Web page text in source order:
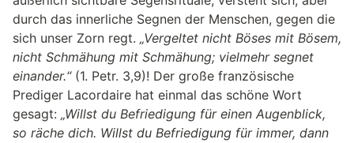
durch das innerliche Segnen der Menschen, gegen die
sich unser Zorn regt. „Vergeltet nicht Böses mit Bösem,
nicht Schmähung mit Schmähung; vielmehr segnet
einander.“(1. Petr. 3,9)! Der große französische
Prediger Lacordaire hat einmal das schöne Wort
gesagt: „Willst du Befriedigung für einen Augenblick,
so räche dich. Willst du Befriedigung für immer, dann